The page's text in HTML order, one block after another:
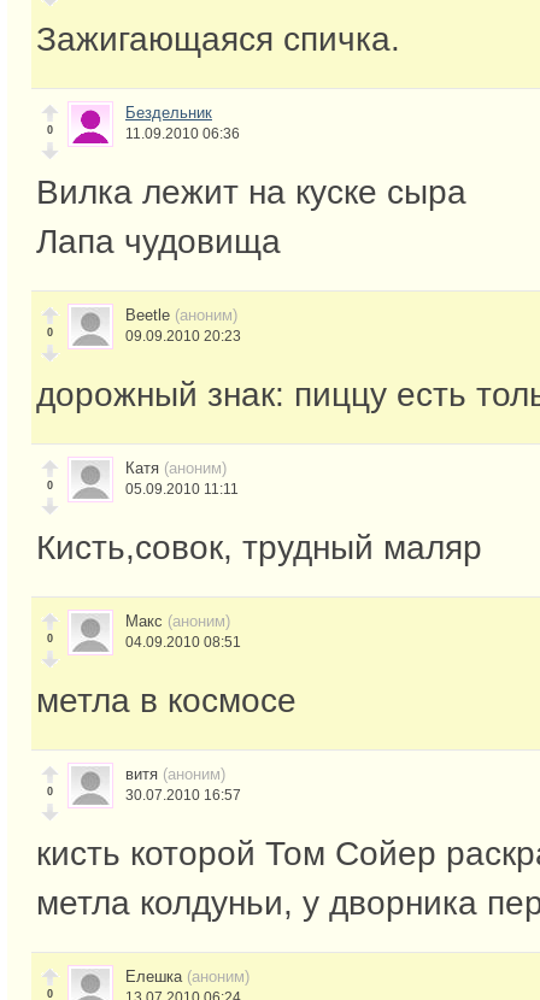
Зажигающаяся спичка.
0
Бездельник
11.09.2010 06:36
Вилка лежит на куске сыра
Лапа чудовища
0
Beetle (аноним)
09.09.2010 20:23
дорожный знак: пиццу есть
0
Катя (аноним)
05.09.2010 11:11
Кисть,совок, трудный маляр
0
Макс (аноним)
04.09.2010 08:51
метла в космосе
0
витя (аноним)
30.07.2010 16:57
кисть которой Том Сойер
метла колдуньи, у дворника
0
Елешка (аноним)